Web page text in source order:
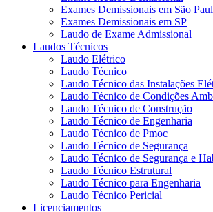
Exames Demissionais em São
Exames Demissionais em SP
Laudo de Exame Admissional
Laudos Técnicos
Laudo Elétrico
Laudo Técnico
Laudo Técnico das Instalações
Laudo Técnico de Condições
Laudo Técnico de Construção
Laudo Técnico de Engenharia
Laudo Técnico de Pmoc
Laudo Técnico de Segurança
Laudo Técnico de Segurança e
Laudo Técnico Estrutural
Laudo Técnico para Engenharia
Laudo Técnico Pericial
Licenciamentos